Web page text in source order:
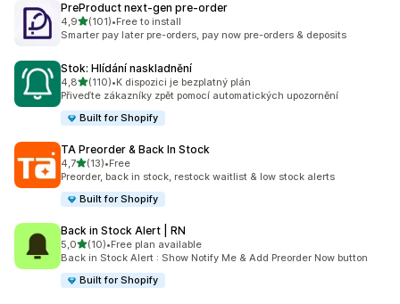
PreProduct next‑gen pre‑order
4,9z 5 hvězd
(101)
Celkový počet recenzí: 101
•Free to install
Smarter pay later pre-orders, pay now pre-orders & deposits
Stok: Hlídání naskladnění
4,8z 5 hvězd
(110)
Celkový počet recenzí: 110
•K dispozici je bezplatný plán
Přiveďte zákazníky zpět pomocí automatických upozornění
Built for Shopify
TA Preorder & Back In Stock
4,7z 5 hvězd
(13)
Celkový počet recenzí: 13
•Free
Preorder, back in stock, restock waitlist & low stock alerts
Built for Shopify
Back in Stock Alert | RN
5,0z 5 hvězd
(10)
Celkový počet recenzí: 10
•Free plan available
Back in Stock Alert : Show Notify Me & Add Preorder Now button
Built for Shopify